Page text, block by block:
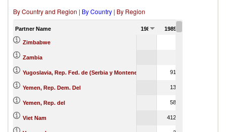
By Country and Region | By Country | By Region
Partner Name 1988 1989
Zimbabwe
Zambia
Yugoslavia, Rep. Fed. de (Serbia y Montenegro) 9124
Yemen, Rep. Dem. Del 1300
Yemen, Rep. del 5846
Viet Nam 41266